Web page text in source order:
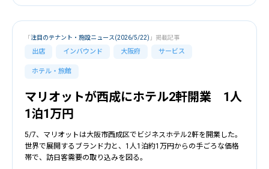
出店 インバウンド 大阪府 サービス
ホテル・旅館
「注目のテナント・施設ニュース(2026/5/22) 」掲載記事
マリオットが西成にホテル2軒開業 1人
1泊1万円
5/7、マリオットは大阪市西成区でビジネスホテル2軒を開業した。
世界で展開するブランド力と、1人1泊約1万円からの手ごろな価格
帯で、訪日客需要の取り込みを図る。